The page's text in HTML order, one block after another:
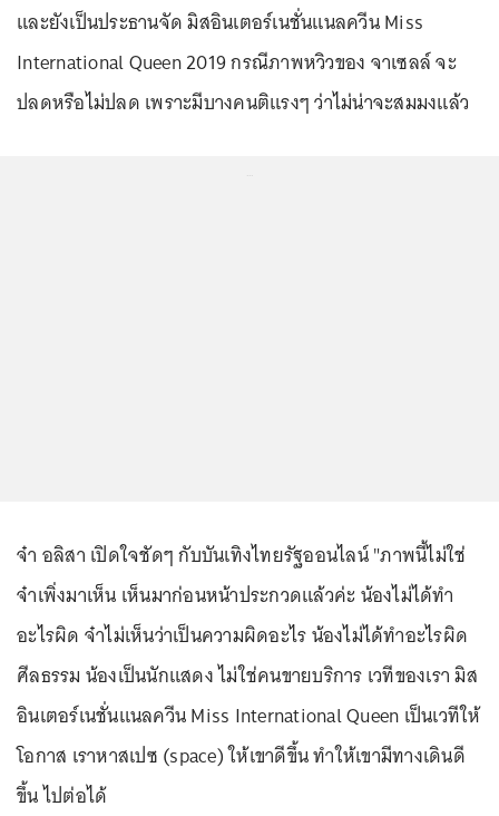
และยังเป็นประธานจัด มิสอินเตอร์เนชั่นแนลควีน Miss
International Queen 2019 กรณีภาพหวิวของ จาเซลล์ จะ
ปลดหรือไม่ปลด เพราะมีบางคนติแรงๆ ว่าไม่น่าจะสมมงแล้ว
จ๋า อลิสา เปิดใจชัดๆ กับบันเทิงไทยรัฐออนไลน์ "ภาพนี้ไม่ใช่
จ๋าเพิ่งมาเห็น เห็นมาก่อนหน้าประกวดแล้วค่ะ น้องไม่ได้ทำ
อะไรผิด จ๋าไม่เห็นว่าเป็นความผิดอะไร น้องไม่ได้ทำอะไรผิด
ศีลธรรม น้องเป็นนักแสดง ไม่ใช่คนขายบริการ เวทีของเรา มิส
อินเตอร์เนชั่นแนลควีน Miss International Queen เป็นเวทีให้
โอกาส เราหาสเปซ (space) ให้เขาดีขึ้น ทำให้เขามีทางเดินดี
ขึ้น ไปต่อได้